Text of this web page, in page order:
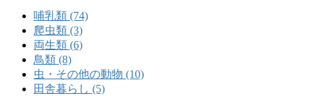
哺乳類 (74)
爬虫類 (3)
両生類 (6)
鳥類 (8)
虫・その他の動物 (10)
田舎暮らし (5)